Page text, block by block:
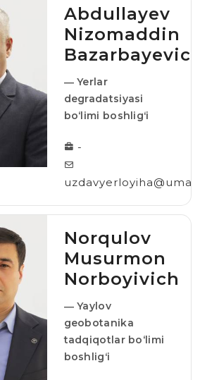
Abdullayev
Nizomaddin
Bazarbayevich
― Yerlar
degradatsiyasi
bo‘limi boshligʻi
-
uzdavyerloyiha@umail.uz
Norqulov
Musurmon
Norboyivich
― Yaylov
geobotanika
tadqiqotlar bo‘limi
boshligʻi